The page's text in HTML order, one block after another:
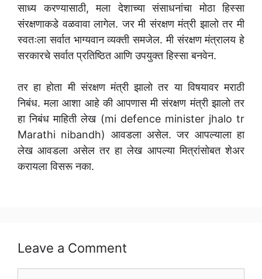
साध्य करण्यासाठी, मला देशाच्या संसाधनांचा मोठा हिस्सा
संरक्षणाकडे वळवावा लागेल. जर मी संरक्षण मंत्री झालो तर मी
स्वतःला सर्वात भाग्यवान व्यक्ती समजेल. मी संरक्षण मंत्रालय हे
सरकारचे सर्वात प्रतिष्ठित आणि उपयुक्त हिस्सा बनवेन.
तर हा होता मी संरक्षण मंत्री झालो तर या विषयावर मराठी
निबंध. मला आशा आहे की आपणास मी संरक्षण मंत्री झालो तर
हा निबंध माहिती लेख (mi defence minister jhalo tr
Marathi nibandh) आवडला असेल. जर आपल्याला हा
लेख आवडला असेल तर हा लेख आपल्या मित्रांसोबत शेअर
करायला विसरू नका.
Leave a Comment